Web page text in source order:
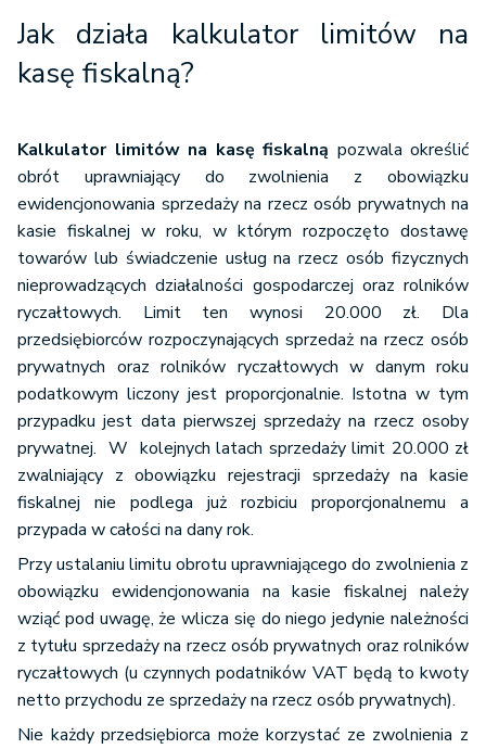
Jak działa kalkulator limitów na
kasę fiskalną?
Kalkulator limitów na kasę fiskalną pozwala określić
obrót uprawniający do zwolnienia z obowiązku
ewidencjonowania sprzedaży na rzecz osób prywatnych na
kasie fiskalnej w roku, w którym rozpoczęto dostawę
towarów lub świadczenie usług na rzecz osób fizycznych
nieprowadzących działalności gospodarczej oraz rolników
ryczałtowych. Limit ten wynosi 20.000 zł. Dla
przedsiębiorców rozpoczynających sprzedaż na rzecz osób
prywatnych oraz rolników ryczałtowych w danym roku
podatkowym liczony jest proporcjonalnie. Istotna w tym
przypadku jest data pierwszej sprzedaży na rzecz osoby
prywatnej. W kolejnych latach sprzedaży limit 20.000 zł
zwalniający z obowiązku rejestracji sprzedaży na kasie
fiskalnej nie podlega już rozbiciu proporcjonalnemu a
przypada w całości na dany rok.
Przy ustalaniu limitu obrotu uprawniającego do zwolnienia z
obowiązku ewidencjonowania na kasie fiskalnej należy
wziąć pod uwagę, że wlicza się do niego jedynie należności
z tytułu sprzedaży na rzecz osób prywatnych oraz rolników
ryczałtowych (u czynnych podatników VAT będą to kwoty
netto przychodu ze sprzedaży na rzecz osób prywatnych).
Nie każdy przedsiębiorca może korzystać ze zwolnienia z